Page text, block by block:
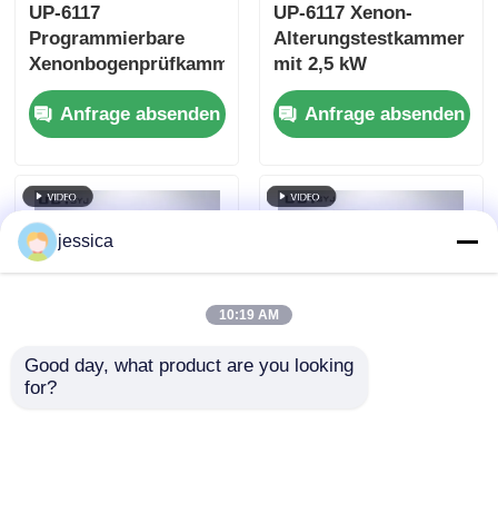
UP-6117
Programmierbare
Xenonbogenprüfkammer
mit 2,5 kW
luftgekühlter
Langbogen-
und ASTM-konforme
Alterungstests
Anfrage absenden
UP-6117 Xenon-
Alterungstestkammer
mit 2,5 kW
luftgekühlter
Langbogen-
Xenonlampe zur
Bestrahlungskontrolle
bei 340 nm
Anfrage absenden
jessica
10:19 AM
Good day, what product are you looking
for?